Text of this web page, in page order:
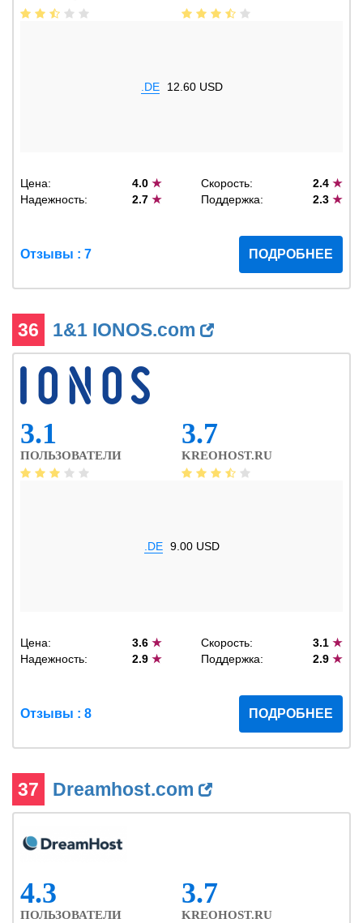
.DE 12.60 USD
Цена: 4.0★ Скорость: 2.4 ★
Надежность:
2.7★ Поддержка: 2.3 ★
Отзывы : 7 ПОДРОБНЕЕ
36 1&1 IONOS.com
3.1
ПОЛЬЗОВАТЕЛИ
3.7
KREOHOST.RU
.DE 9.00 USD
Цена: 3.6★ Скорость: 3.1 ★
Надежность:
2.9★ Поддержка: 2.9 ★
Отзывы : 8 ПОДРОБНЕЕ
37 Dreamhost.com
4.3
ПОЛЬЗОВАТЕЛИ
3.7
KREOHOST.RU